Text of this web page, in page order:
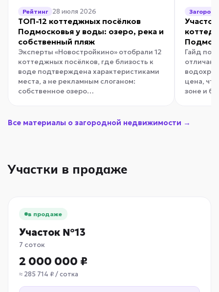
Рейтинг 28 июля 2026
ТОП-12 коттеджных посёлков
Подмосковья у воды: озеро, река и
собственный пляж
Эксперты «Новостройкино» отобрали 12
коттеджных посёлков, где близость к
воде подтверждена характеристиками
места, а не рекламным слоганом:
собственное озеро…
Гайд по
цена,
зоне и
Все материалы о загородной недвижимости →
Участки в продаже
в продаже
Участок №13
7 соток
2 000 000 ₽
≈ 285 714 ₽ / сотка